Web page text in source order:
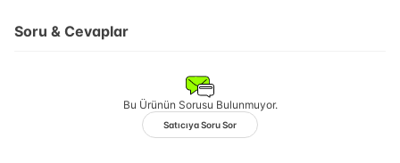
Soru & Cevaplar
Bu Ürünün Sorusu Bulunmuyor.
Satıcıya Soru Sor